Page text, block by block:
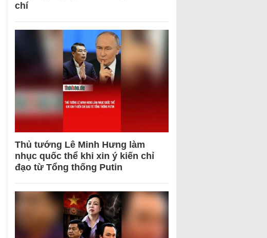
chí
Thủ tướng Lê Minh Hưng làm
nhục quốc thể khi xin ý kiến chỉ
đạo từ Tổng thống Putin